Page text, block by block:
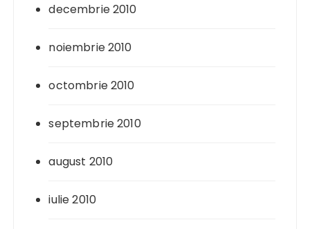
decembrie 2010
noiembrie 2010
octombrie 2010
septembrie 2010
august 2010
iulie 2010